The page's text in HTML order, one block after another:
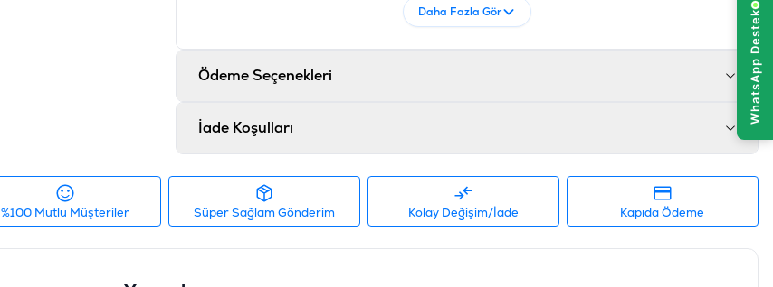
Tedarikçi Ürün Kodu
Daha Fazla Gör
Ödeme Seçenekleri
İade Koşulları
%100 Mutlu Müşteriler Süper Sağlam Gönderim Kolay Değişim/İade Kapıda Ödeme